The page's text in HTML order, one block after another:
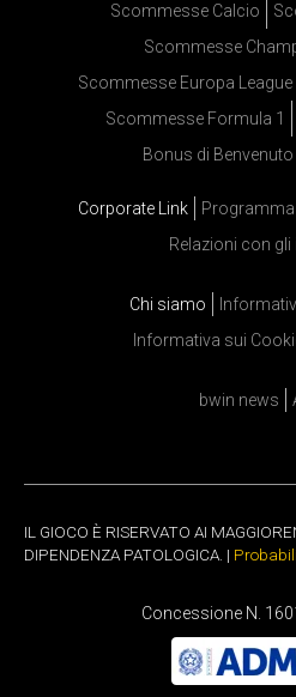
Scommesse Calcio
Scommesse
Scommesse Europa League
Scommesse Formula 1
Bonus di
Corporate Link
Relazioni con
Chi siamo
Informativa sui
bwin news
IL GIOCO È RISERVATO AI
DIPENDENZA PATOLOGICA. |
Concessione N.